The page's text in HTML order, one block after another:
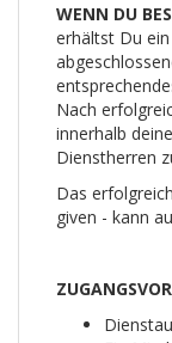
WENN DU
erhältst Du
Nach
innerhalb
Dienstherren
Das
given - kann